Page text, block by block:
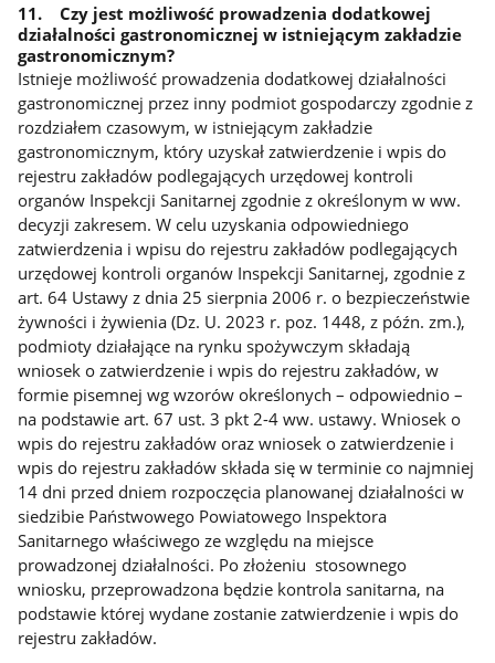
11. Czy jest możliwość prowadzenia dodatkowej
działalności gastronomicznej w istniejącym zakładzie
gastronomicznym?
Istnieje możliwość prowadzenia dodatkowej działalności
gastronomicznej przez inny podmiot gospodarczy zgodnie z
rozdziałem czasowym, w istniejącym zakładzie
gastronomicznym, który uzyskał zatwierdzenie i wpis do
rejestru zakładów podlegających urzędowej kontroli
organów Inspekcji Sanitarnej zgodnie z określonym w ww.
decyzji zakresem. W celu uzyskania odpowiedniego
zatwierdzenia i wpisu do rejestru zakładów podlegających
urzędowej kontroli organów Inspekcji Sanitarnej, zgodnie z
art. 64 Ustawy z dnia 25 sierpnia 2006 r. o bezpieczeństwie
żywności i żywienia (Dz. U. 2023 r. poz. 1448, z późn. zm.),
podmioty działające na rynku spożywczym składają
wniosek o zatwierdzenie i wpis do rejestru zakładów, w
formie pisemnej wg wzorów określonych – odpowiednio –
na podstawie art. 67 ust. 3 pkt 2-4 ww. ustawy. Wniosek o
wpis do rejestru zakładów oraz wniosek o zatwierdzenie i
wpis do rejestru zakładów składa się w terminie co najmniej
14 dni przed dniem rozpoczęcia planowanej działalności w
siedzibie Państwowego Powiatowego Inspektora
Sanitarnego właściwego ze względu na miejsce
prowadzonej działalności. Po złożeniu stosownego
wniosku, przeprowadzona będzie kontrola sanitarna, na
podstawie której wydane zostanie zatwierdzenie i wpis do
rejestru zakładów.